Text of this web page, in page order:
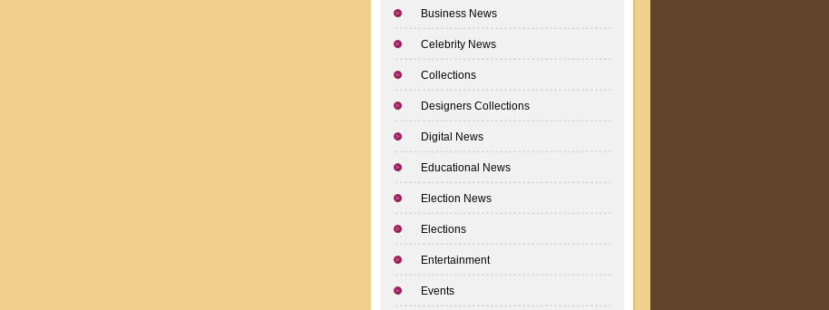
Business News
Celebrity News
Collections
Designers Collections
Digital News
Educational News
Election News
Elections
Entertainment
Events